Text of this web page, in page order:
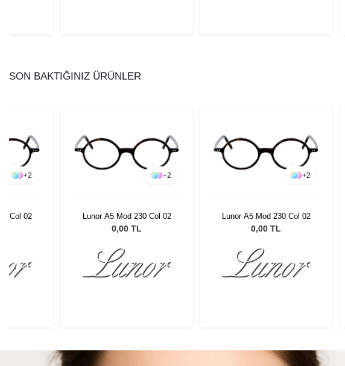
SON BAKTIĞINIZ ÜRÜNLER
+2
Col 02
+2
Lunor A5 Mod 230 Col 02
0,00 TL
+2
Lunor A5 Mod 230 Col 02
0,00 TL